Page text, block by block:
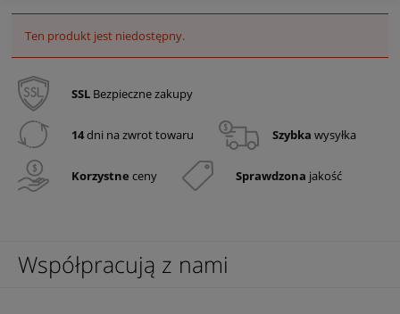
Ten produkt jest niedostępny.
SSL Bezpieczne zakupy
14dni na zwrot towaru Szybka wysyłka
Korzystne ceny Sprawdzona jakość
Współpracują z nami